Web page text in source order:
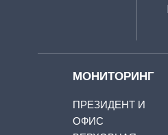
МОНИТОРИНГ
ПРЕЗИДЕНТ И
ОФИС